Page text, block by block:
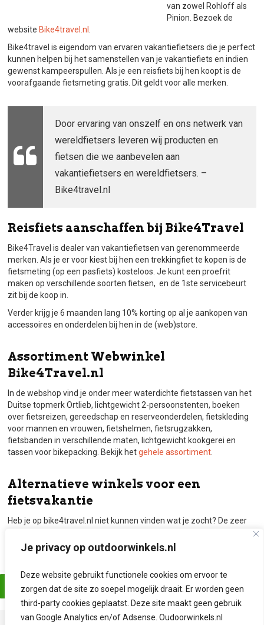
Je privacy op outdoorwinkels.nl
Deze website gebruikt functionele cookies om ervoor te
zorgen dat de site zo soepel mogelijk draait. Er worden geen
third-party cookies geplaatst. Deze site maakt geen gebruik
van Google Analytics en/of Adsense. Oudoorwinkels.nl
van zowel Rohloff als
Pinion. Bezoek de
website Bike4travel.nl
Bike4travel is eigendom van ervaren vakantiefietsers die je perfect
kunnen helpen bij het samenstellen van je vakantiefiets en indien
gewenst kampeerspullen. Als je een reisfiets bij hen koopt is de
voorafgaande fietsmeting gratis. Dit geldt voor alle merken.
Door ervaring van onszelf en ons netwerk van
wereldfietsers leveren wij producten en
fietsen die we aanbevelen aan
vakantiefietsers en wereldfietsers. –
Bike4travel.nl
Reisfiets aanschaffen bij Bike4Travel
Bike4Travel is dealer van vakantiefietsen van gerenommeerde
merken. Als je er voor kiest bij hen een trekkingfiet te kopen is de
fietsmeting (op een pasfiets) kosteloos. Je kunt een proefrit
maken op verschillende soorten fietsen, en de 1ste servicebeurt
zit bij de koop in.
Verder krijg je 6 maanden lang 10% korting op al je aankopen van
accessoires en onderdelen bij hen in de (web)store.
Assortiment Webwinkel
Bike4Travel.nl
In de webshop vind je onder meer waterdichte fietstassen van het
Duitse topmerk Ortlieb, lichtgewicht 2-persoonstenten, boeken
over fietsreizen, gereedschap en reserveonderdelen, fietskleding
voor mannen en vrouwen, fietshelmen, fietsrugzakken,
fietsbanden in verschillende maten, lichtgewicht kookgerei en
tassen voor bikepacking. Bekijk hetgehele assortiment
Alternatieve winkels voor een
fietsvakantie
Heb je op bike4travel.nl niet kunnen vinden wat je zocht? De zeer
Bever.nl,Zwerfkei en Vrijbuiter.nlhebben bijzonder veel artikelen
voor fietsvakanties.
Bezoek de website van Bike4Travel
Review toevoegen